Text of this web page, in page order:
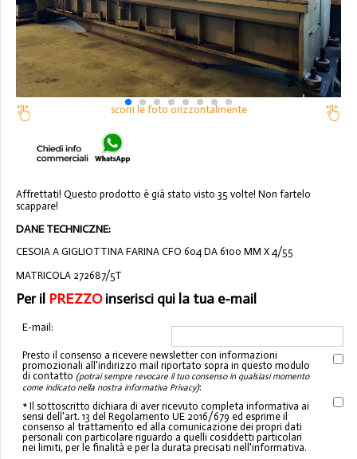
scorri le foto orizzontalmente
Affrettati! Questo prodotto è già stato visto 35 volte! Non fartelo
scappare!
DANE TECHNICZNE:
CESOIA A GIGLIOTTINA FARINA CFO 604 DA 6100 MM X 4/55
MATRICOLA 272687/5T
Per il PREZZOinserisci qui la tua e-mail
E-mail:
Presto il consenso a ricevere newsletter con informazioni
promozionali all'indirizzo mail riportato sopra in questo modulo
di contatto (potrai sempre revocare il tuo consenso in qualsiasi momento
come indicato nella nostra informativa Privacy):
* Il sottoscritto dichiara di aver ricevuto completa informativa ai
sensi dell'art. 13 del Regolamento UE 2016/679 ed esprime il
consenso al trattamento ed alla comunicazione dei propri dati
personali con particolare riguardo a quelli cosiddetti particolari
nei limiti, per le finalità e per la durata precisati nell'informativa.